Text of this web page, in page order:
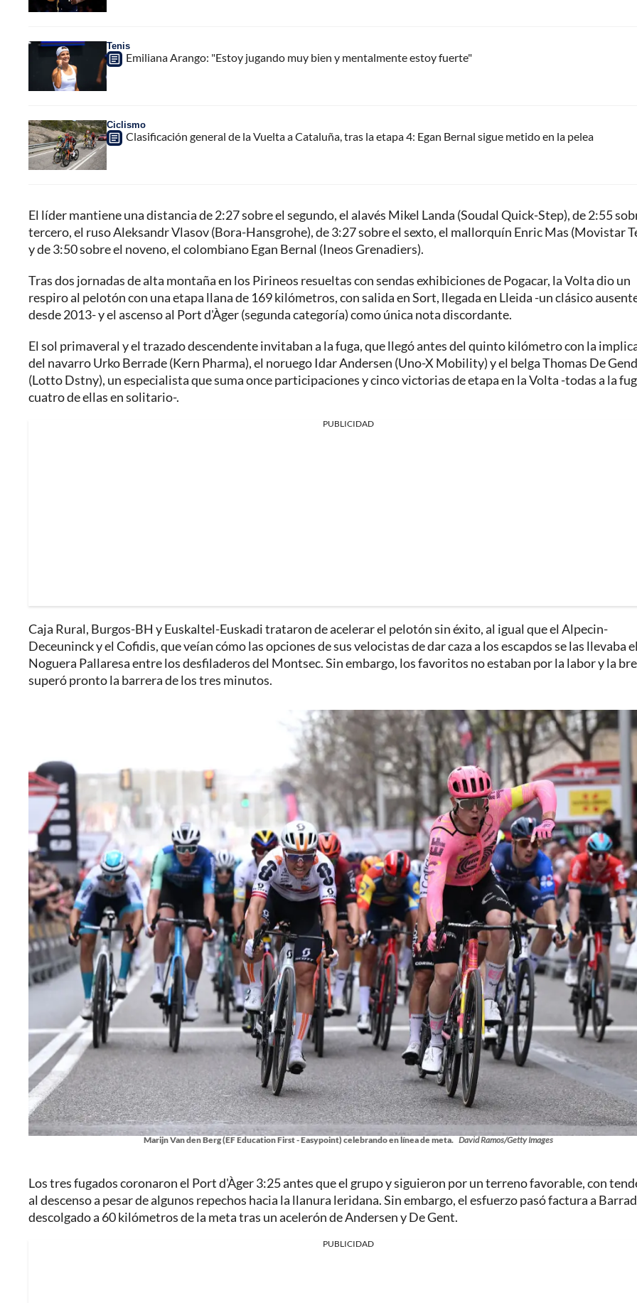
Tenis
Emiliana Arango: "Estoy jugando muy bien y mentalmente estoy fuerte"
Ciclismo
Clasificación general de la Vuelta a Cataluña, tras la etapa 4: Egan Bernal sigue metido en la pelea
El líder mantiene una distancia de 2:27 sobre el segundo, el alavés Mikel Landa (Soudal Quick-Step), de 2:55
tercero, el ruso Aleksandr Vlasov (Bora-Hansgrohe), de 3:27 sobre el sexto, el mallorquín Enric Mas (Movistar
y de 3:50 sobre el noveno, el colombiano Egan Bernal (Ineos Grenadiers).
Tras dos jornadas de alta montaña en los Pirineos resueltas con sendas exhibiciones de Pogacar, la Volta dio un
respiro al pelotón con una etapa llana de 169 kilómetros, con salida en Sort, llegada en Lleida -un clásico
desde 2013- y el ascenso al Port d'Àger (segunda categoría) como única nota discordante.
El sol primaveral y el trazado descendente invitaban a la fuga, que llegó antes del quinto kilómetro con la
del navarro Urko Berrade (Kern Pharma), el noruego Idar Andersen (Uno-X Mobility) y el belga Thomas De
(Lotto Dstny), un especialista que suma once participaciones y cinco victorias de etapa en la Volta -todas a la
cuatro de ellas en solitario-.
PUBLICIDAD
Caja Rural, Burgos-BH y Euskaltel-Euskadi trataron de acelerar el pelotón sin éxito, al igual que el Alpecin-
Deceuninck y el Cofidis, que veían cómo las opciones de sus velocistas de dar caza a los escapdos se las llevaba el
Noguera Pallaresa entre los desfiladeros del Montsec. Sin embargo, los favoritos no estaban por la labor y la
superó pronto la barrera de los tres minutos.
Marijn Van den Berg (EF Education First - Easypoint) celebrando en línea de meta. David Ramos/Getty Images
Los tres fugados coronaron el Port d'Àger 3:25 antes que el grupo y siguieron por un terreno favorable, con
al descenso a pesar de algunos repechos hacia la llanura leridana. Sin embargo, el esfuerzo pasó factura a
descolgado a 60 kilómetros de la meta tras un acelerón de Andersen y De Gent.
PUBLICIDAD